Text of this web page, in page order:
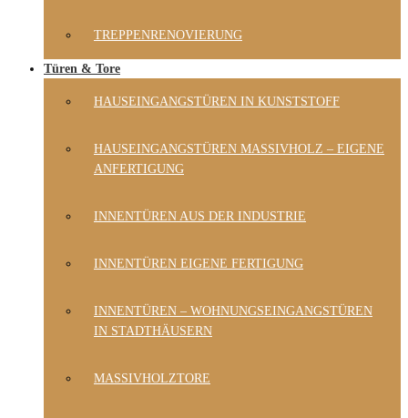
TREPPENRENOVIERUNG
Türen & Tore
HAUSEINGANGSTÜREN IN KUNSTSTOFF
HAUSEINGANGSTÜREN MASSIVHOLZ – EIGENE
ANFERTIGUNG
INNENTÜREN AUS DER INDUSTRIE
INNENTÜREN EIGENE FERTIGUNG
INNENTÜREN – WOHNUNGSEINGANGSTÜREN
IN STADTHÄUSERN
MASSIVHOLZTORE